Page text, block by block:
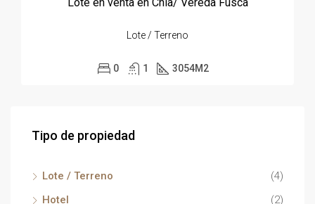
Lote / Terreno
0 1 3054M2
Tipo de propiedad
Lote / Terreno
(4)
Hotel
(2)